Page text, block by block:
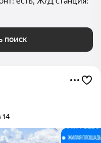
поиск
14